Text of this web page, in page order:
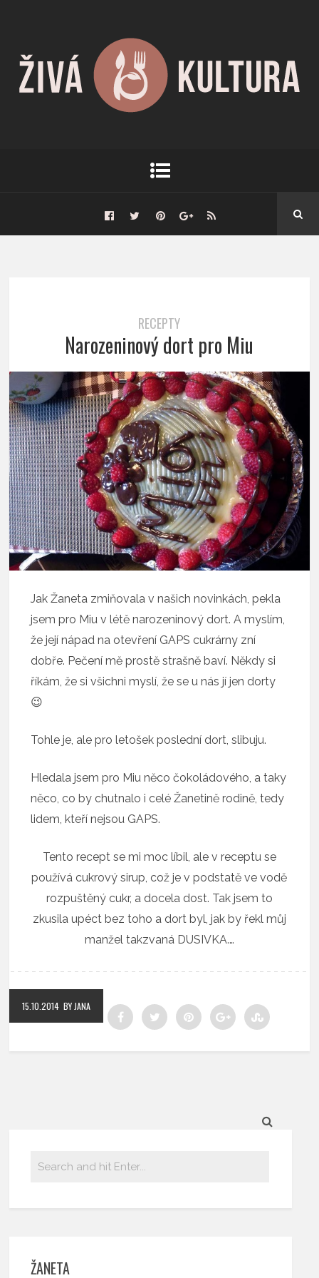
RECEPTY
Narozeninový dort pro Miu
Jak Žaneta zmiňovala v našich novinkách, pekla
jsem pro Miu v létě narozeninový dort. A myslím,
že její nápad na otevření GAPS cukrárny zní
dobře. Pečení mě prostě strašně baví. Někdy si
říkám, že si všichni myslí, že se u nás jí jen dorty
😉
Tohle je, ale pro letošek poslední dort, slibuju.
Hledala jsem pro Miu něco čokoládového, a taky
něco, co by chutnalo i celé Žanetině rodině, tedy
lidem, kteří nejsou GAPS.
Tento recept se mi moc líbil, ale v receptu se
používá cukrový sirup, což je v podstatě ve vodě
rozpuštěný cukr, a docela dost. Tak jsem to
zkusila upéct bez toho a dort byl, jak by řekl můj
manžel takzvaná DUSIVKA.…
15.10.2014 BY JANA
ŽANETA